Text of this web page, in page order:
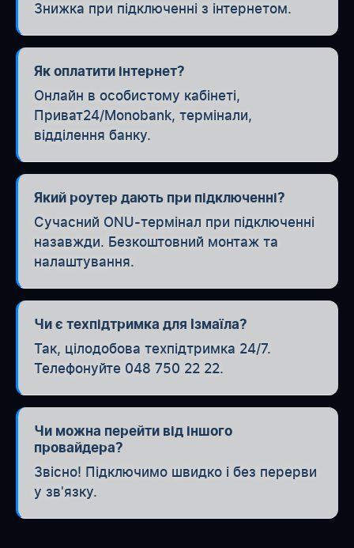
Знижка при підключенні з інтернетом.
Як оплатити інтернет?
Онлайн в особистому кабінеті,
Приват24/Monobank, термінали,
відділення банку.
Який роутер дають при підключенні?
Сучасний ONU-термінал при підключенні
назавжди. Безкоштовний монтаж та
налаштування.
Чи є техпідтримка для Ізмаїла?
Так, цілодобова техпідтримка 24/7.
Телефонуйте 048 750 22 22.
Чи можна перейти від іншого
провайдера?
Звісно! Підключимо швидко і без перерви
у зв'язку.